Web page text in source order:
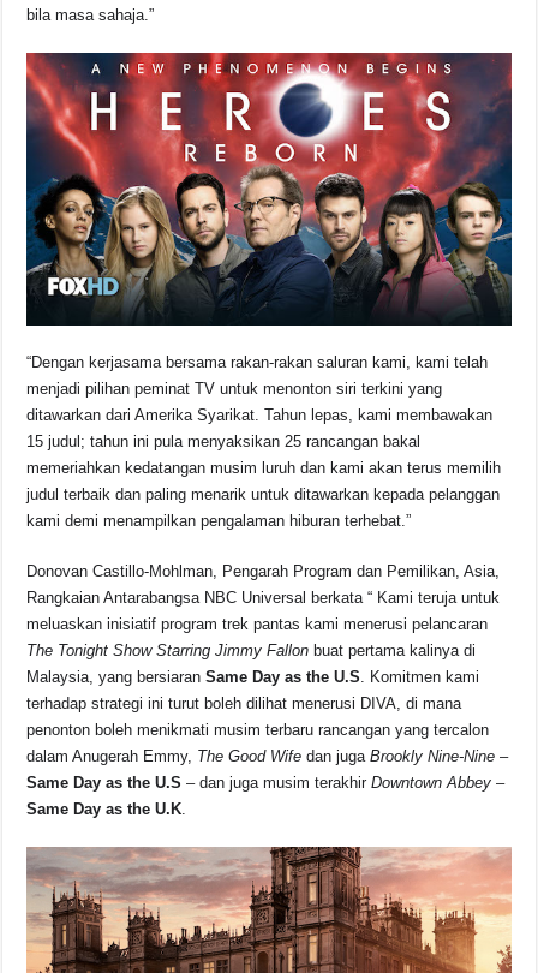
bila masa sahaja.”
“Dengan kerjasama bersama rakan-rakan saluran kami, kami telah
menjadi pilihan peminat TV untuk menonton siri terkini yang
ditawarkan dari Amerika Syarikat. Tahun lepas, kami membawakan
15 judul; tahun ini pula menyaksikan 25 rancangan bakal
memeriahkan kedatangan musim luruh dan kami akan terus memilih
judul terbaik dan paling menarik untuk ditawarkan kepada pelanggan
kami demi menampilkan pengalaman hiburan terhebat.”
Donovan Castillo-Mohlman, Pengarah Program dan Pemilikan, Asia,
Rangkaian Antarabangsa NBC Universal berkata “ Kami teruja untuk
meluaskan inisiatif program trek pantas kami menerusi pelancaran
The Tonight Show Starring Jimmy Fallon buat pertama kalinya di
Malaysia, yang bersiaranSame Day as the U.S. Komitmen kami
terhadap strategi ini turut boleh dilihat menerusi DIVA, di mana
penonton boleh menikmati musim terbaru rancangan yang tercalon
dalam Anugerah Emmy, The Good Wife dan jugaBrookly Nine-Nine –
Same Day as the U.S – dan juga musim terakhirDowntown Abbey –
Same Day as the U.K.